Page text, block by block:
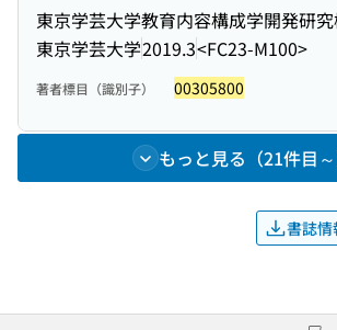
東京学芸大学教育内容構成学開発研
東京学芸大学2019.3<FC23-M100>
著者標目（識別子） 00305800
もっと見る（21件目～
書誌情